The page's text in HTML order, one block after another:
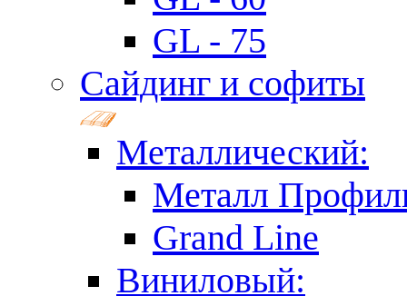
GL - 75
Сайдинг и софиты
Металлический:
Металл
Grand Line
Виниловый: